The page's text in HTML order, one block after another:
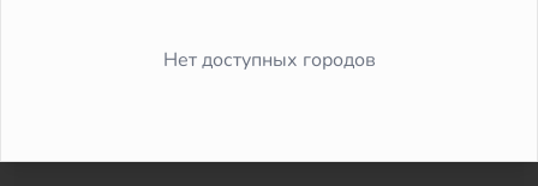
Нет доступных городов